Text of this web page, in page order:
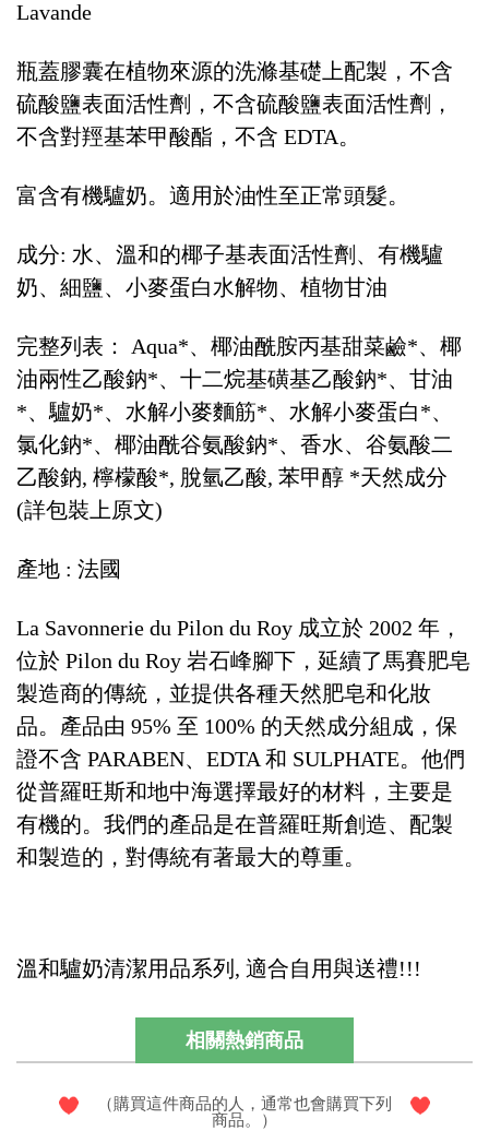
Lavande
瓶蓋膠囊在植物來源的洗滌基礎上配製，不含
硫酸鹽表面活性劑，不含硫酸鹽表面活性劑，
不含對羥基苯甲酸酯，不含 EDTA。
富含有機驢奶。適用於油性至正常頭髮。
成分: 水、溫和的椰子基表面活性劑、有機驢
奶、細鹽、小麥蛋白水解物、植物甘油
完整列表： Aqua*、椰油酰胺丙基甜菜鹼*、椰
油兩性乙酸鈉*、十二烷基磺基乙酸鈉*、甘油
*、驢奶*、水解小麥麵筋*、水解小麥蛋白*、
氯化鈉*、椰油酰谷氨酸鈉*、香水、谷氨酸二
乙酸鈉, 檸檬酸*, 脫氫乙酸, 苯甲醇 *天然成分
(詳包裝上原文)
產地 : 法國
La Savonnerie du Pilon du Roy 成立於 2002 年，
位於 Pilon du Roy 岩石峰腳下，延續了馬賽肥皂
製造商的傳統，並提供各種天然肥皂和化妝
品。產品由 95% 至 100% 的天然成分組成，保
證不含 PARABEN、EDTA 和 SULPHATE。他們
從普羅旺斯和地中海選擇最好的材料，主要是
有機的。我們的產品是在普羅旺斯創造、配製
和製造的，對傳統有著最大的尊重。
溫和驢奶清潔用品系列, 適合自用與送禮!!!
相關熱銷商品
（購買這件商品的人，通常也會購買下列
商品。）